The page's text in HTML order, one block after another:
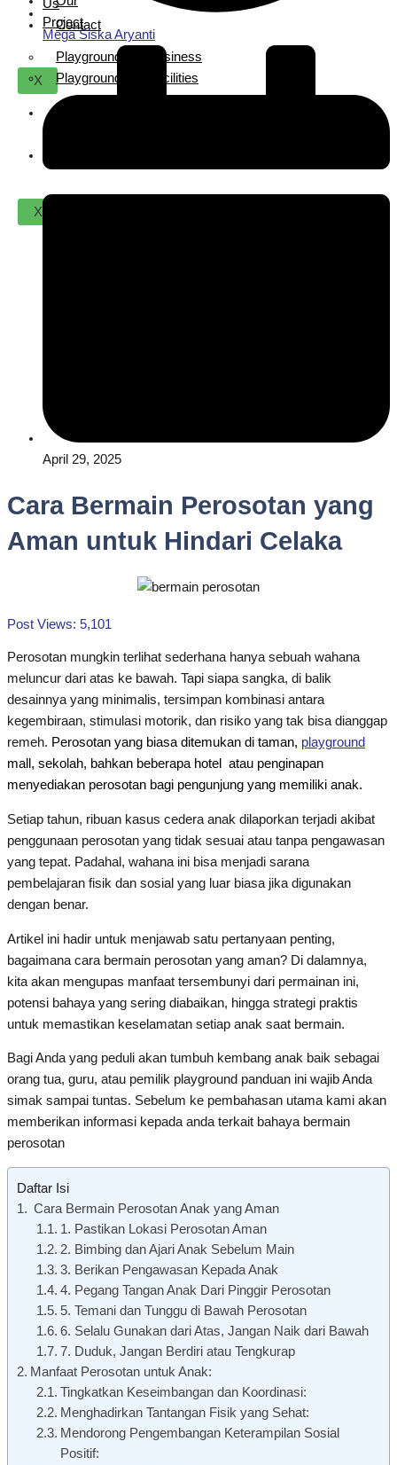
Contact
X
Project
Playground For Business
Playground For Facilities
Us
X
Mega Siska Aryanti
April 29, 2025
Cara Bermain Perosotan yang
Aman untuk Hindari Celaka
Post Views: 5,101
Perosotan mungkin terlihat sederhana hanya sebuah wahana
meluncur dari atas ke bawah. Tapi siapa sangka, di balik
desainnya yang minimalis, tersimpan kombinasi antara
kegembiraan, stimulasi motorik, dan risiko yang tak bisa dianggap
remeh. Perosotan yang biasa ditemukan di taman, playground
mall, sekolah, bahkan beberapa hotel atau penginapan
menyediakan perosotan bagi pengunjung yang memiliki anak.
Setiap tahun, ribuan kasus cedera anak dilaporkan terjadi akibat
penggunaan perosotan yang tidak sesuai atau tanpa pengawasan
yang tepat. Padahal, wahana ini bisa menjadi sarana
pembelajaran fisik dan sosial yang luar biasa jika digunakan
dengan benar.
Artikel ini hadir untuk menjawab satu pertanyaan penting,
bagaimana cara bermain perosotan yang aman? Di dalamnya,
kita akan mengupas manfaat tersembunyi dari permainan ini,
potensi bahaya yang sering diabaikan, hingga strategi praktis
untuk memastikan keselamatan setiap anak saat bermain.
Bagi Anda yang peduli akan tumbuh kembang anak baik sebagai
orang tua, guru, atau pemilik playground panduan ini wajib Anda
simak sampai tuntas. Sebelum ke pembahasan utama kami akan
memberikan informasi kepada anda terkait bahaya bermain
perosotan
Daftar Isi
Cara Bermain Perosotan Anak yang Aman
1. Pastikan Lokasi Perosotan Aman
2. Bimbing dan Ajari Anak Sebelum Main
3. Berikan Pengawasan Kepada Anak
4. Pegang Tangan Anak Dari Pinggir Perosotan
5. Temani dan Tunggu di Bawah Perosotan
6. Selalu Gunakan dari Atas, Jangan Naik dari Bawah
7. Duduk, Jangan Berdiri atau Tengkurap
Manfaat Perosotan untuk Anak:
Tingkatkan Keseimbangan dan Koordinasi:
Menghadirkan Tantangan Fisik yang Sehat:
Mendorong Pengembangan Keterampilan Sosial
Positif: